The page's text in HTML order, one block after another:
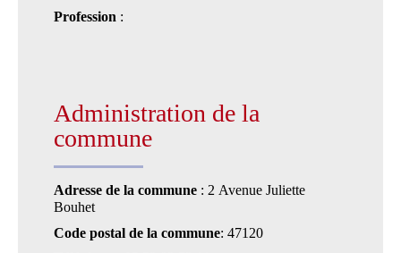
Profession :
Administration de la
commune
Adresse de la commune : 2 Avenue Juliette
Bouhet
Code postal de la commune: 47120